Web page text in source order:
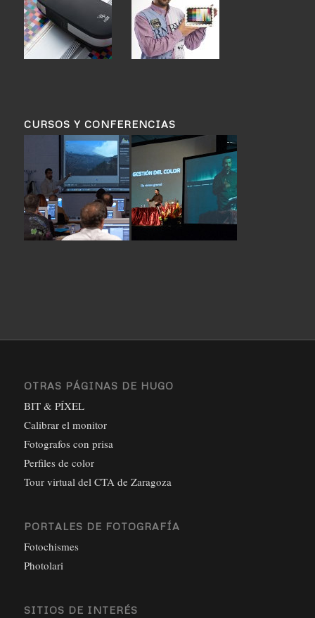
CURSOS Y CONFERENCIAS
OTRAS PÁGINAS DE HUGO
BIT & PÍXEL
Calibrar el monitor
Fotografos con prisa
Perfiles de color
Tour virtual del CTA de Zaragoza
PORTALES DE FOTOGRAFÍA
Fotochismes
Photolari
SITIOS DE INTERÉS